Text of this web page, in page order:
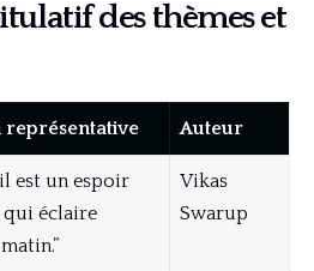
des thèmes et
représentative Auteur
est un espoir
éclaire
Vikas
Swarup